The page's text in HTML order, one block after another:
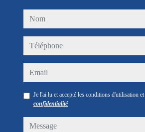
nom
téléphone
email
Je l'ai lu et accepté les conditions d'utilisation et
confidentialité
message